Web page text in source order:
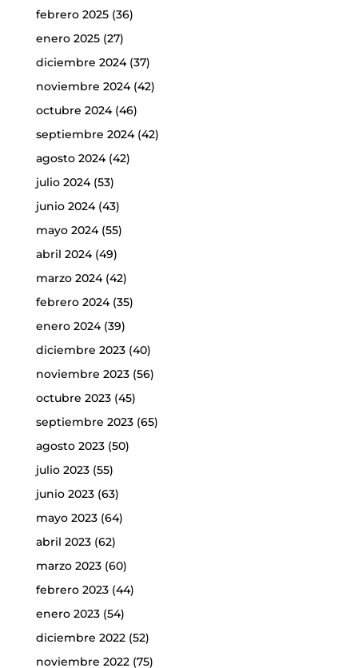
febrero 2025(36)
enero 2025(27)
diciembre 2024(37)
noviembre 2024(42)
octubre 2024(46)
septiembre 2024(42)
agosto 2024(42)
julio 2024(53)
junio 2024(43)
mayo 2024(55)
abril 2024(49)
marzo 2024(42)
febrero 2024(35)
enero 2024(39)
diciembre 2023(40)
noviembre 2023(56)
octubre 2023(45)
septiembre 2023(65)
agosto 2023(50)
julio 2023(55)
junio 2023(63)
mayo 2023(64)
abril 2023(62)
marzo 2023(60)
febrero 2023(44)
enero 2023(54)
diciembre 2022(52)
noviembre 2022(75)